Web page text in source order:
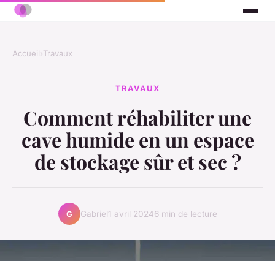
Accueil›Travaux
TRAVAUX
Comment réhabiliter une
cave humide en un espace
de stockage sûr et sec ?
G Gabriel1 avril 20246 min de lecture